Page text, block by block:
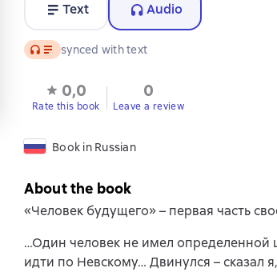
Text Audio
Audio synced with text
0,0
Rate this book
0
Leave a review
Book in Russian
About the book
«Человек будущего» – первая часть
…Один человек не имел определенной
идти по Невскому… Двинулся – сказал